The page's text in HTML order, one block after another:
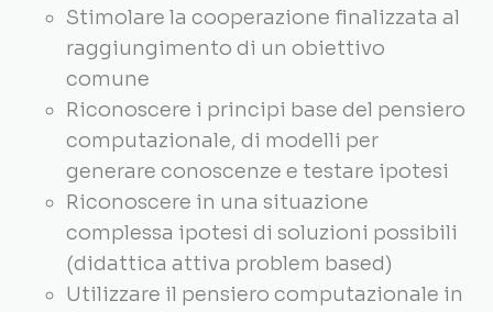
Stimolare la cooperazione finalizzata al
raggiungimento di un obiettivo
comune
Riconoscere i principi base del pensiero
computazionale, di modelli per
generare conoscenze e testare ipotesi
Riconoscere in una situazione
complessa ipotesi di soluzioni possibili
(didattica attiva problem based)
Utilizzare il pensiero computazionale in